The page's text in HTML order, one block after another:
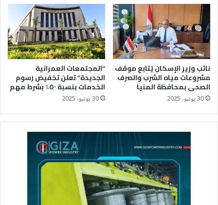
نائب وزير الإسكان يُتابع موقف
مشروعات مياه الشرب والصرف
الصحى بمحافظة المنيا
30 يونيو، 2025
“المجتمعات العمرانية
الجديدة” تعلن تخفيض رسوم
الخدمات بنسبة ٥٠٪؜ بشرط مهم
30 يونيو، 2025